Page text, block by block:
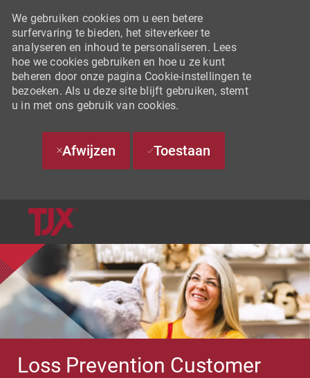
We gebruiken cookies om u een betere
surfervaring te bieden, het siteverkeer te
analyseren en inhoud te personaliseren. Lees
hoe we cookies gebruiken en hoe u ze kunt
beheren door onze pagina Cookie-instellingen te
bezoeken. Als u deze site blijft gebruiken, stemt
u in met ons gebruik van cookies.
Afwijzen Toestaan
Loss Prevention Customer